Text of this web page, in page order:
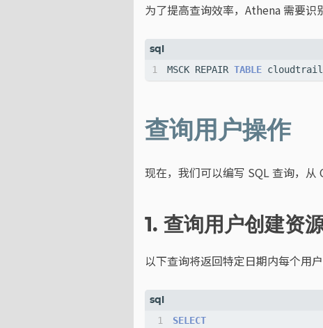
为了提高查询效率，Athena 需要识
MSCK REPAIR TABLE
查询用户操作
现在，我们可以编写 SQL 查询，
1. 查询用户创建资
以下查询将返回特定日期内每个用
SELECT